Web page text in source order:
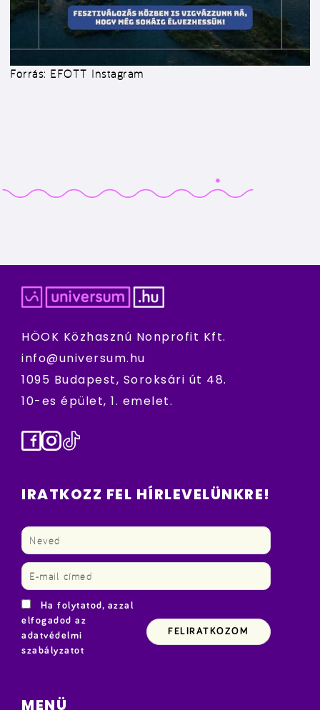
Forrás: EFOTT Instagram
HÖOK Közhasznú Nonprofit Kft.
info@universum.hu
1095 Budapest, Soroksári út 48.
10-es épület, 1. emelet.
Facebook
Instagram
TikTok
IRATKOZZ FEL HÍRLEVELÜNKRE!
Ha folytatod, azzal
elfogadod az
adatvédelmi
szabályzatot
MENÜ